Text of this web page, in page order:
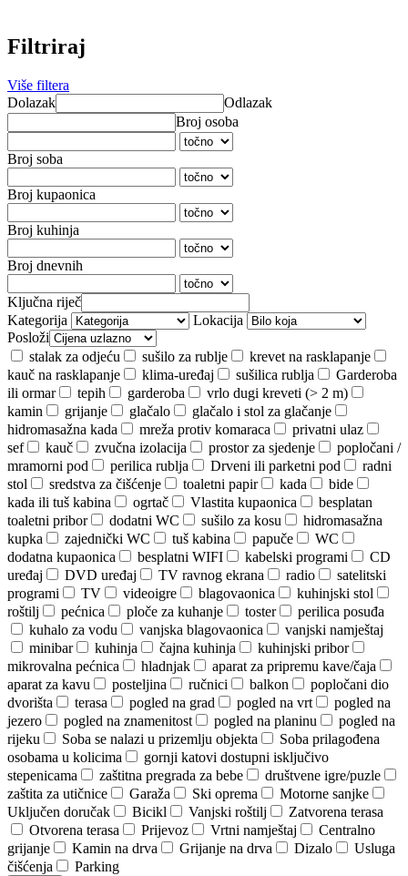
Filtriraj
Više filtera
Dolazak
Odlazak
Broj osoba
Broj soba
Broj kupaonica
Broj kuhinja
Broj dnevnih
Ključna riječ
Kategorija
Lokacija
Posloži
stalak za odjeću
sušilo za rublje
krevet na rasklapanje
kauč na rasklapanje
klima-uređaj sušilica rublja
Garderoba
ili ormar
tepih garderoba
vrlo dugi kreveti (> 2 m)
kamin
grijanje glačalo
glačalo i stol za glačanje
hidromasažna kada
mreža protiv komaraca
privatni ulaz
sef
kauč zvučna izolacija prostor za sjedenje
popločani /
mramorni pod
perilica rublja Drveni ili parketni pod
radni
stol
sredstva za čišćenje toaletni papir kada
bide
kada ili tuš kabina
ogrtač Vlastita kupaonica
besplatan
toaletni pribor
dodatni WC sušilo za kosu
hidromasažna
kupka
zajednički WC tuš kabina papuče
WC
dodatna kupaonica
besplatni WIFI kabelski programi
CD
uređaj
DVD uređaj TV ravnog ekrana radio
satelitski
programi
TV videoigre blagovaonica
kuhinjski stol
roštilj
pećnica ploče za kuhanje toster
perilica posuđa
kuhalo za vodu
vanjska blagovaonica
vanjski namještaj
minibar
kuhinja čajna kuhinja
kuhinjski pribor
mikrovalna pećnica
hladnjak
aparat za pripremu kave/čaja
aparat za kavu
posteljina ručnici balkon
popločani dio
dvorišta
terasa pogled na grad pogled na vrt
pogled na
jezero
pogled na znamenitost pogled na planinu
pogled na
rijeku
Soba se nalazi u prizemlju objekta
Soba prilagođena
osobama u kolicima
gornji katovi dostupni isključivo
stepenicama
zaštitna pregrada za bebe
društvene igre/puzle
zaštita za utičnice
Garaža Ski oprema
Motorne sanjke
Uključen doručak
Bicikl Vanjski roštilj
Zatvorena terasa
Otvorena terasa
Prijevoz Vrtni namještaj
Centralno
grijanje
Kamin na drva Grijanje na drva Dizalo
Usluga
čišćenja
Parking